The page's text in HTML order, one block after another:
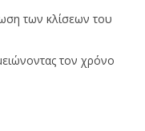
των κλίσεων του
τον χρόνο